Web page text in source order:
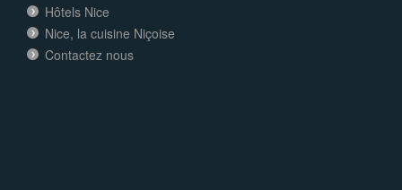
Hôtels Nice
Nice, la cuisine Niçoise
Contactez nous